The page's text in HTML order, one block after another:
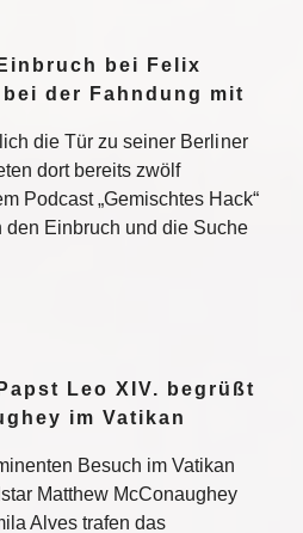
bei Felix
der Fahndung mit
die Tür zu seiner Berliner
dort bereits zwölf
Podcast „Gemischtes Hack“
Einbruch und die Suche
Leo XIV. begrüßt
im Vatikan
Besuch im Vatikan
Matthew McConaughey
Alves trafen das